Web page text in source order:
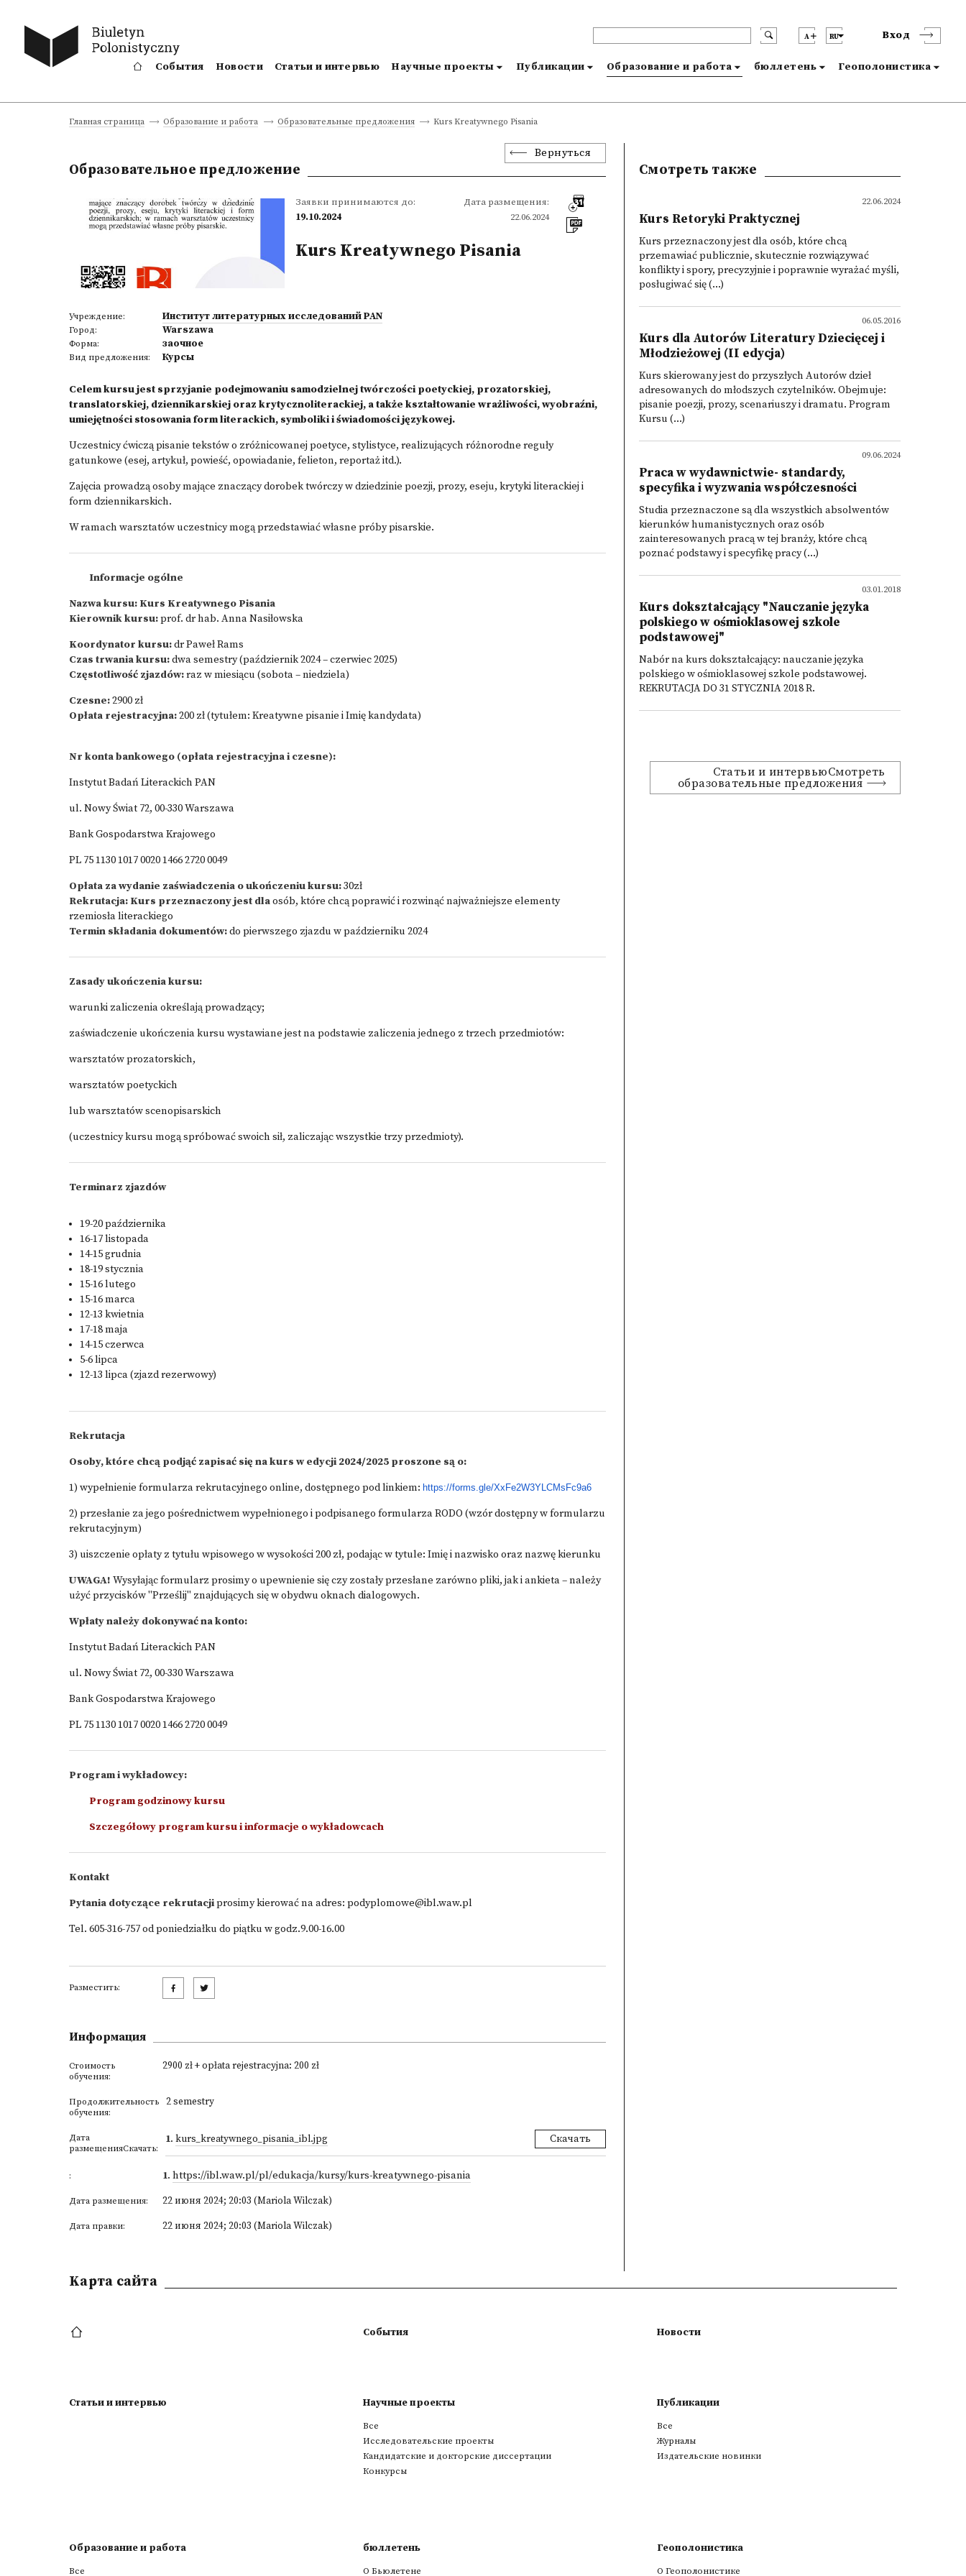
A RU Вход
События Новости Статьи и интервью Научные проекты Публикации Образование и работа бюллетень Геополонистика
Главная страница Образование и работа Образовательные предложения Kurs Kreatywnego Pisania
Вернуться
Образовательное предложение
Заявки принимаются до:
19.10.2024
Дата размещения:
22.06.2024
Kurs Kreatywnego Pisania
Учреждение: Институт литературных исследований PAN
Город: Warszawa
Форма: заочное
Вид предложения: Курсы
Celem kursu jest sprzyjanie podejmowaniu samodzielnej twórczości poetyckiej, prozatorskiej,
translatorskiej, dziennikarskiej oraz krytycznoliterackiej, a także kształtowanie wrażliwości, wyobraźni,
umiejętności stosowania form literackich, symboliki i świadomości językowej.
Uczestnicy ćwiczą pisanie tekstów o zróżnicowanej poetyce, stylistyce, realizujących różnorodne reguły
gatunkowe (esej, artykuł, powieść, opowiadanie, felieton, reportaż itd.).
Zajęcia prowadzą osoby mające znaczący dorobek twórczy w dziedzinie poezji, prozy, eseju, krytyki literackiej i
form dziennikarskich.
W ramach warsztatów uczestnicy mogą przedstawiać własne próby pisarskie.
Informacje ogólne
Nazwa kursu: Kurs Kreatywnego Pisania
Kierownik kursu:prof. dr hab. Anna Nasiłowska
Koordynator kursu:dr Paweł Rams
Czas trwania kursu:dwa semestry (październik 2024 – czerwiec 2025)
Częstotliwość zjazdów:raz w miesiącu (sobota – niedziela)
Czesne:2900 zł
Opłata rejestracyjna:200 zł (tytułem: Kreatywne pisanie i Imię kandydata)
Nr konta bankowego (opłata rejestracyjna i czesne):
Instytut Badań Literackich PAN
ul. Nowy Świat 72, 00-330 Warszawa
Bank Gospodarstwa Krajowego
PL 75 1130 1017 0020 1466 2720 0049
Opłata za wydanie zaświadczenia o ukończeniu kursu:30zł
Rekrutacja: Kurs przeznaczony jest dlaosób, które chcą poprawić i rozwinąć najważniejsze elementy
rzemiosła literackiego
Termin składania dokumentów:do pierwszego zjazdu w październiku 2024
Zasady ukończenia kursu:
warunki zaliczenia określają prowadzący;
zaświadczenie ukończenia kursu wystawiane jest na podstawie zaliczenia jednego z trzech przedmiotów:
warsztatów prozatorskich,
warsztatów poetyckich
lub warsztatów scenopisarskich
(uczestnicy kursu mogą spróbować swoich sił, zaliczając wszystkie trzy przedmioty).
Terminarz zjazdów
19-20 października
16-17 listopada
14-15 grudnia
18-19 stycznia
15-16 lutego
15-16 marca
12-13 kwietnia
17-18 maja
14-15 czerwca
5-6 lipca
12-13 lipca (zjazd rezerwowy)
Rekrutacja
Osoby, które chcą podjąć zapisać się na kurs w edycji 2024/2025 proszone są o:
1) wypełnienie formularza rekrutacyjnego online, dostępnego pod linkiem: https://forms.gle/XxFe2W3YLCMsFc9a6
2) przesłanie za jego pośrednictwem wypełnionego i podpisanego formularza RODO (wzór dostępny w formularzu
rekrutacyjnym)
3) uiszczenie opłaty z tytułu wpisowego w wysokości 200 zł, podając w tytule: Imię i nazwisko oraz nazwę kierunku
UWAGA! Wysyłając formularz prosimy o upewnienie się czy zostały przesłane zarówno pliki, jak i ankieta – należy
użyć przycisków"Prześlij" znajdujących się w obydwu oknach dialogowych.
Wpłaty należy dokonywać na konto:
Instytut Badań Literackich PAN
ul. Nowy Świat 72, 00-330 Warszawa
Bank Gospodarstwa Krajowego
PL 75 1130 1017 0020 1466 2720 0049
Program i wykładowcy:
Program godzinowy kursu
Szczegółowy program kursu i informacje o wykładowcach
Kontakt
Pytania dotyczące rekrutacjiprosimy kierować na adres: podyplomowe@ibl.waw.pl
Tel. 605-316-757 od poniedziałku do piątku w godz.9.00-16.00
Разместить:
Информация
Стоимость
обучения:
2900 zł + opłata rejestracyjna: 200 zł
Продолжительность
обучения:
2 semestry
Дата
размещенияСкачать:
1. kurs_kreatywnego_pisania_ibl.jpg Скачать
: 1. https://ibl.waw.pl/pl/edukacja/kursy/kurs-kreatywnego-pisania
Дата размещения: 22 июня 2024; 20:03 (Mariola Wilczak)
Дата правки: 22 июня 2024; 20:03 (Mariola Wilczak)
Смотреть также
22.06.2024
Kurs Retoryki Praktycznej
Kurs przeznaczony jest dla osób, które chcą
przemawiać publicznie, skutecznie rozwiązywać
konflikty i spory, precyzyjnie i poprawnie wyrażać myśli,
posługiwać się (...)
06.05.2016
Kurs dla Autorów Literatury Dziecięcej i
Młodzieżowej (II edycja)
Kurs skierowany jest do przyszłych Autorów dzieł
adresowanych do młodszych czytelników. Obejmuje:
pisanie poezji, prozy, scenariuszy i dramatu. Program
Kursu (...)
09.06.2024
Praca w wydawnictwie- standardy,
specyfika i wyzwania współczesności
Studia przeznaczone są dla wszystkich absolwentów
kierunków humanistycznych oraz osób
zainteresowanych pracą w tej branży, które chcą
poznać podstawy i specyfikę pracy (...)
03.01.2018
Kurs dokształcający "Nauczanie języka
polskiego w ośmioklasowej szkole
podstawowej"
Nabór na kurs dokształcający: nauczanie języka
polskiego w ośmioklasowej szkole podstawowej.
REKRUTACJA DO 31 STYCZNIA 2018 R.
Статьи и интервьюСмотреть
образовательные предложения
Kарта сайта
События Новости
Статьи и интервью Научные проекты
Все
Исследовательские проекты
Кандидатские и докторские диссертации
Конкурсы
Публикации
Все
Журналы
Издательские новинки
Образование и работа
Все
бюллетень
О Бьюлетене
Геополонистика
О Геополонистике